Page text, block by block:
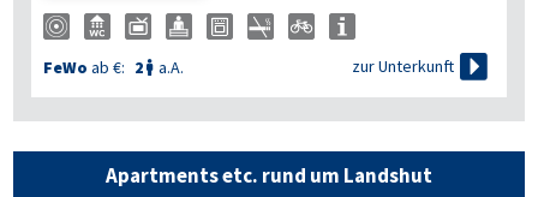
FeWo ab €: 2  a.A. zur Unterkunft 
Apartments etc. rund um Landshut